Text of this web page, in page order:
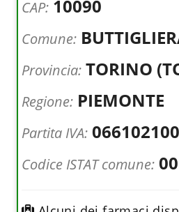
CAP: 10090
Comune:
Provincia: TORINO
Regione: PIEMONTE
Partita IVA:
Codice ISTAT comune: